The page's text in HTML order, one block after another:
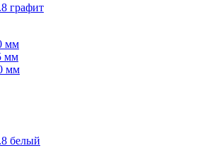
графит
мм
мм
мм
белый